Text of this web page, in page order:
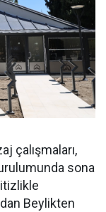
çalışmaları,
sona
Beylikten